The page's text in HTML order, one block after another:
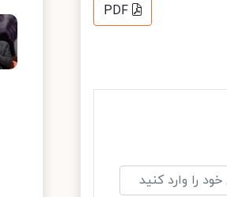
PDF